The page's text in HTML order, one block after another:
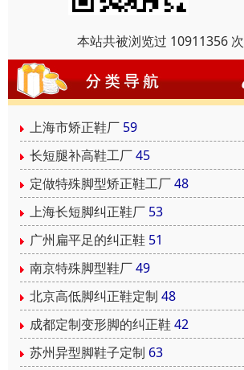
本站共被浏览过 10911356 次
上海市矫正鞋厂 59
长短腿补高鞋工厂45
定做特殊脚型矫正鞋工厂48
上海长短脚纠正鞋厂 53
广州扁平足的纠正鞋 51
南京特殊脚型鞋厂49
北京高低脚纠正鞋定制 48
成都定制变形脚的纠正鞋 42
苏州异型脚鞋子定制 63